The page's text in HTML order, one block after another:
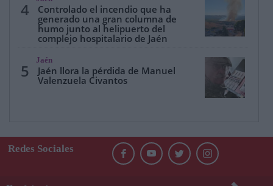
4
Controlado el incendio que ha
generado una gran columna de
humo junto al helipuerto del
complejo hospitalario de Jaén
5
Jaén
Jaén llora la pérdida de Manuel
Valenzuela Civantos
Redes Sociales